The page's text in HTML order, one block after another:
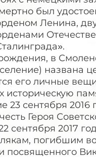
был
Ленина,
в
названа
его личные
23 сентября
Героя
сентября 2017
погибшим
посвященного